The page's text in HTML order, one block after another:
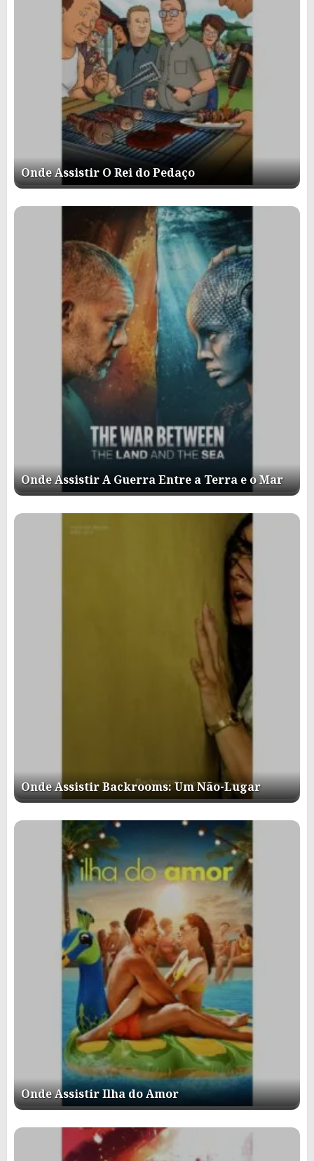
Onde Assistir O Rei do Pedaço
Onde Assistir A Guerra Entre a Terra e o Mar
Onde Assistir Backrooms: Um Não-Lugar
Onde Assistir Ilha do Amor